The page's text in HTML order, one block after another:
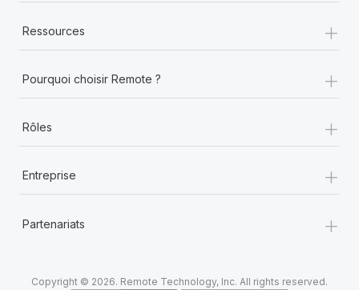
Ressources +
Pourquoi choisir Remote ? +
Rôles +
Entreprise +
Partenariats +
Copyright © 2026. Remote Technology, Inc. All rights reserved.